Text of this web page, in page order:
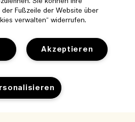
Fußzeile der Website über
verwalten“ widerrufen.
Akzeptieren